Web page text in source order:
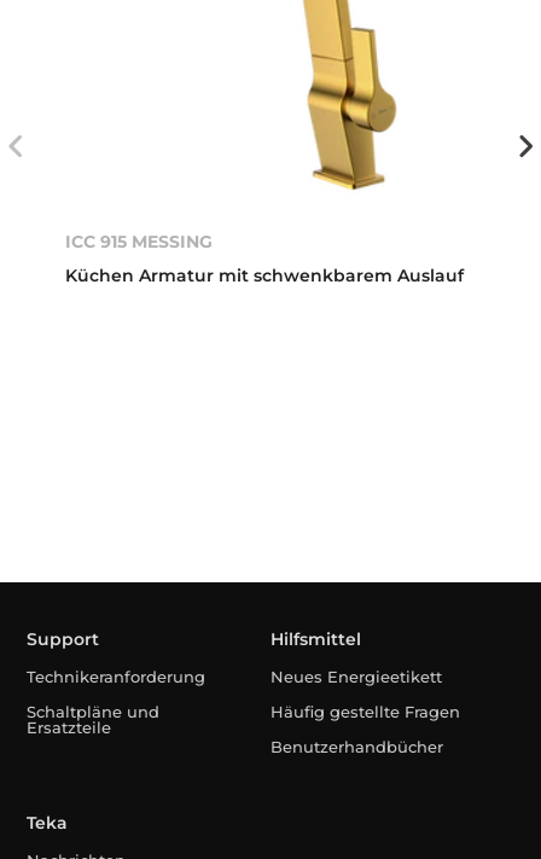
ICC 915 MESSING
Küchen Armatur mit schwenkbarem Auslauf
Support
Technikeranforderung
Schaltpläne und
Ersatzteile
Hilfsmittel
Neues Energieetikett
Häufig gestellte Fragen
Benutzerhandbücher
Teka